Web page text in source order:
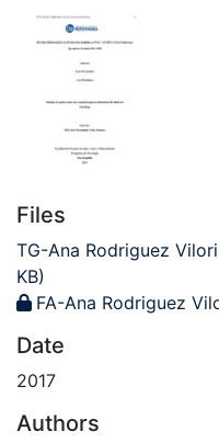
Files
TG-Ana Rodriguez
KB)
FA-Ana Rodriguez
Date
2017
Authors